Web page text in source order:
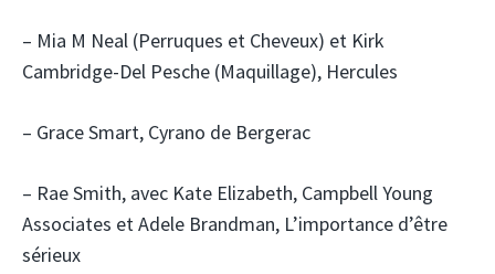
– Mia M Neal (Perruques et Cheveux) et Kirk
Cambridge-Del Pesche (Maquillage), Hercules
– Grace Smart, Cyrano de Bergerac
– Rae Smith, avec Kate Elizabeth, Campbell Young
Associates et Adele Brandman, L’importance d’être
sérieux